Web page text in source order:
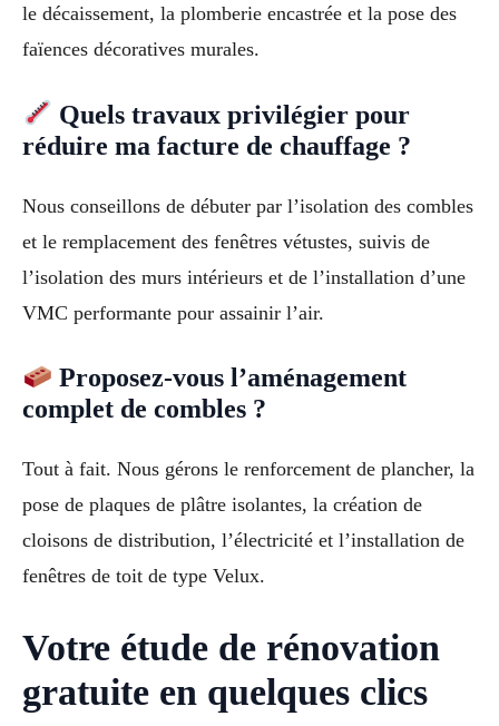
le décaissement, la plomberie encastrée et la pose des
faïences décoratives murales.
Quels travaux privilégier pour
réduire ma facture de chauffage ?
Nous conseillons de débuter par l’isolation des combles
et le remplacement des fenêtres vétustes, suivis de
l’isolation des murs intérieurs et de l’installation d’une
VMC performante pour assainir l’air.
Proposez-vous l’aménagement
complet de combles ?
Tout à fait. Nous gérons le renforcement de plancher, la
pose de plaques de plâtre isolantes, la création de
cloisons de distribution, l’électricité et l’installation de
fenêtres de toit de type Velux.
Votre étude de rénovation
gratuite en quelques clics